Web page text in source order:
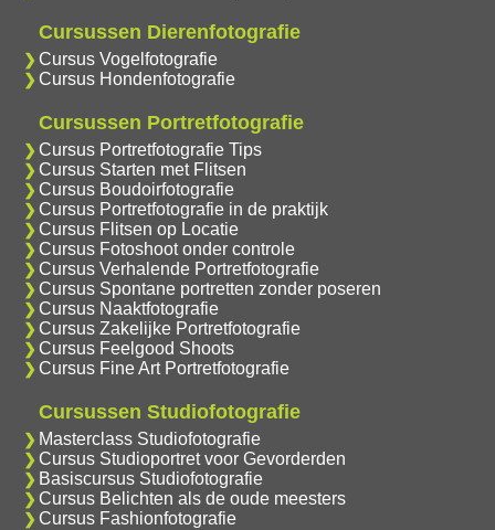
Cursussen Dierenfotografie
Cursus Vogelfotografie
Cursus Hondenfotografie
Cursussen Portretfotografie
Cursus Portretfotografie Tips
Cursus Starten met Flitsen
Cursus Boudoirfotografie
Cursus Portretfotografie in de praktijk
Cursus Flitsen op Locatie
Cursus Fotoshoot onder controle
Cursus Verhalende Portretfotografie
Cursus Spontane portretten zonder poseren
Cursus Naaktfotografie
Cursus Zakelijke Portretfotografie
Cursus Feelgood Shoots
Cursus Fine Art Portretfotografie
Cursussen Studiofotografie
Masterclass Studiofotografie
Cursus Studioportret voor Gevorderden
Basiscursus Studiofotografie
Cursus Belichten als de oude meesters
Cursus Fashionfotografie